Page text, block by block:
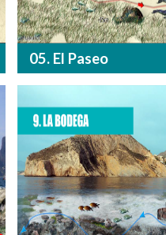
05. El Paseo